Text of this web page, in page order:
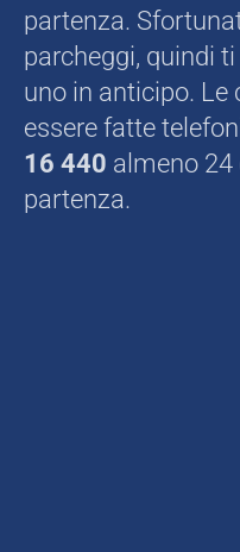
partenza.
parcheggi, quindi
uno in anticipo. Le
essere fatte
16 440 almeno 24
partenza.